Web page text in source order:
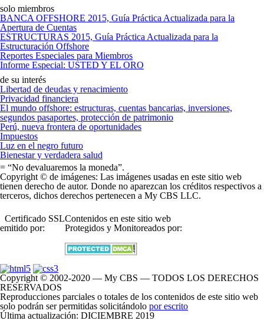
solo miembros
BANCA OFFSHORE 2015, Guía Práctica Actualizada para la
Apertura de Cuentas
ESTRUCTURAS 2015, Guía Práctica Actualizada para la
Estructuración Offshore
Reportes Especiales para Miembros
Informe Especial: USTED Y EL ORO
de su interés
Libertad de deudas y renacimiento
Privacidad financiera
El mundo offshore: estructuras, cuentas bancarias, inversiones,
segundos pasaportes, protección de patrimonio
Perú, nueva frontera de oportunidades
Impuestos
Luz en el negro futuro
Bienestar y verdadera salud
= “No devaluaremos la moneda”.
Copyright © de imágenes: Las imágenes usadas en este sitio web
tienen derecho de autor. Donde no aparezcan los créditos respectivos a
terceros, dichos derechos pertenecen a My CBS LLC.
Certificado SSL
emitido por:
Contenidos en este sitio web
Protegidos y Monitoreados por:
Copyright © 2002-2020 — My CBS — TODOS LOS DERECHOS
RESERVADOS
Reproducciones parciales o totales de los contenidos de este sitio web
solo podrán ser permitidas solicitándolo por escrito
Última actualización: DICIEMBRE 2019